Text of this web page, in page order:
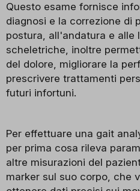
Questo esame fornisce
diagnosi e la correzione di
postura, all'andatura e alle
scheletriche, inoltre
del dolore, migliorare la
prescrivere trattamenti
futuri infortuni.
Per effettuare una gait
per prima cosa rileva
altre misurazioni del
marker sul suo corpo, che